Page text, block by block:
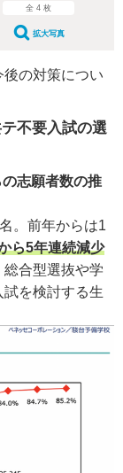
全 4 枚
拡大写真
の対策につい
不要入試の選
志願者数の推
名。前年からは1
ら5年連続減少
合型選抜や学
を検討する生